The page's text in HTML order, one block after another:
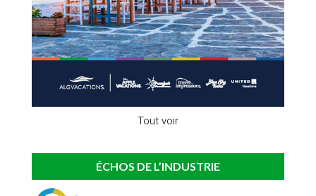
Tout voir
ÉCHOS DE L’INDUSTRIE